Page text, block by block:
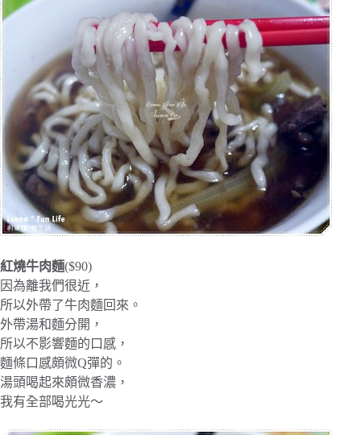
紅燒牛肉麵($90)
因為離我們很近，
所以外帶了牛肉麵回來。
外帶湯和麵分開，
所以不影響麵的口感，
麵條口感頗微Q彈的。
湯頭喝起來頗微香濃，
我有全部喝光光～